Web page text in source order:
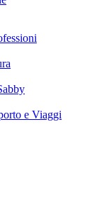
e Viaggi